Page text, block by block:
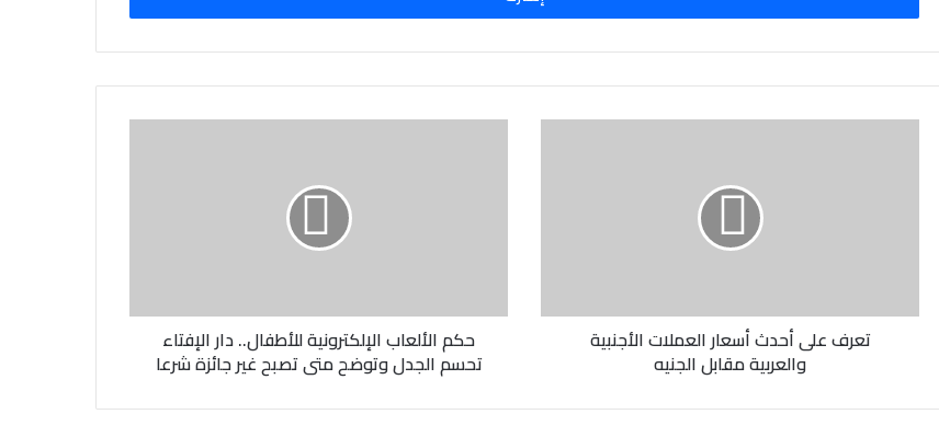
ب
د
ك
ن
تعرف على أحدث أسعار العملات الأجنبية
والعربية مقابل الجنيه
حكم الألعاب الإلكترونية للأطفال.. دار الإفتاء
تحسم الجدل وتوضح متى تصبح غير جائزة شرعا